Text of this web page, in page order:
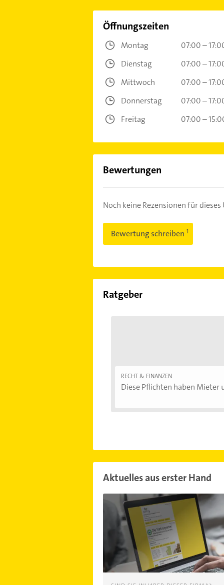
Öffnungszeiten
Montag
07:00 –
Dienstag
07:00 –
Mittwoch
07:00 –
Donnerstag
07:00 –
Freitag
07:00 –
Bewertungen
Noch keine Rezensionen für
Bewertung schreiben
Ratgeber
RECHT & FINANZEN
Diese Pflichten haben Mieter
Aktuelles aus erster Hand